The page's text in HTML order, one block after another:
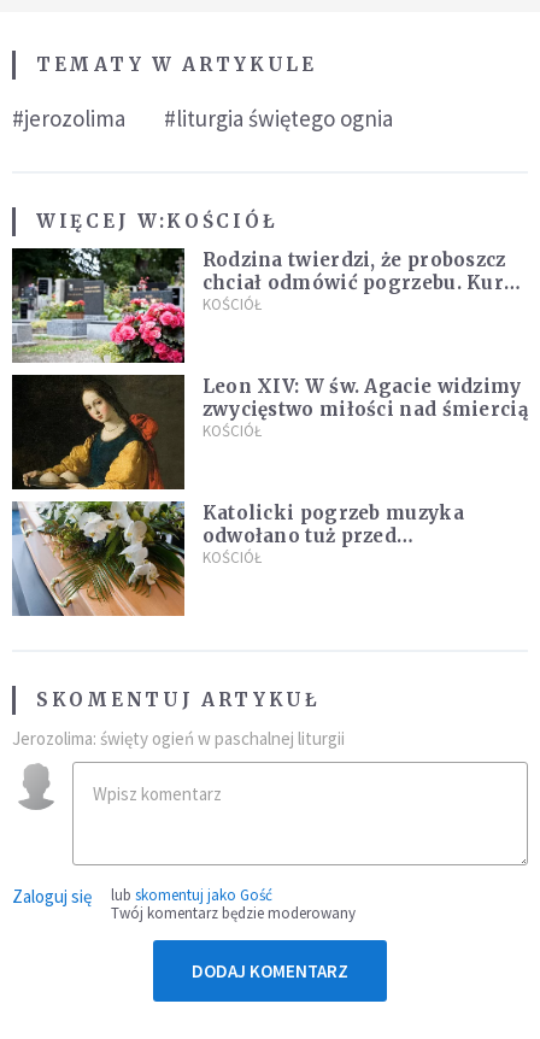
TEMATY W ARTYKULE
#jerozolima #liturgia świętego ognia
WIĘCEJ W:KOŚCIÓŁ
Rodzina twierdzi, że proboszcz
chciał odmówić pogrzebu. Kuria
zapowiada wyjaśnienia
KOŚCIÓŁ
Leon XIV: W św. Agacie widzimy
zwycięstwo miłości nad śmiercią
KOŚCIÓŁ
Katolicki pogrzeb muzyka
odwołano tuż przed
uroczystością. Powodem była
KOŚCIÓŁ
SKOMENTUJ ARTYKUŁ
Jerozolima: święty ogień w paschalnej liturgii
Zaloguj się lub skomentuj jako Gość
Twój komentarz będzie moderowany
DODAJ KOMENTARZ